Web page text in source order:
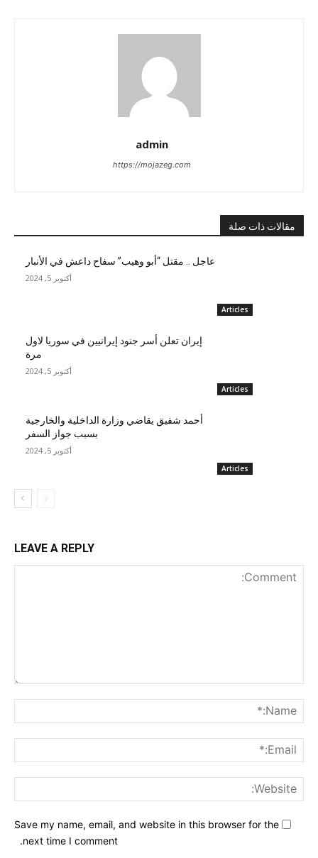
admin
https://mojazeg.com
مقالات ذات صلة
Articles
عاجل .. مقتل “أبو وهيب” سفاح داعش في الأنبار
أكتوبر 5, 2024
Articles
إيران تعلن أسر جنود إيرانيين في سوريا لاول
مرة
أكتوبر 5, 2024
Articles
أحمد شفيق يقاضي وزارة الداخلية والخارجية
بسبب جواز السفر
أكتوبر 5, 2024
LEAVE A REPLY
Save my name, email, and website in this browser for the
next time I comment.